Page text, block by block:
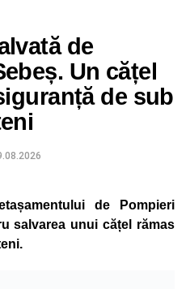
de
Un cățel
de sub
de Pompieri
salvarea unui cățel rămas